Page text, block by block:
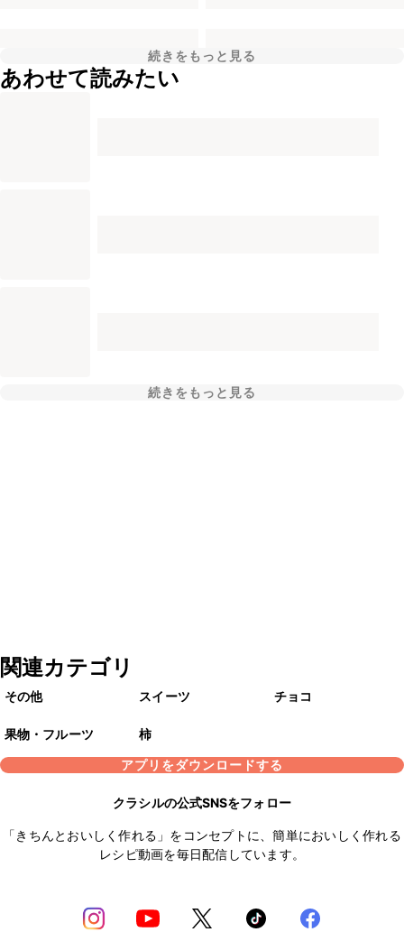
続きをもっと見る
あわせて読みたい
続きをもっと見る
関連カテゴリ
その他 スイーツ チョコ
果物・フルーツ
柿
アプリをダウンロードする
クラシルの公式SNSをフォロー
「きちんとおいしく作れる」をコンセプトに、簡単においしく作れる
レシピ動画を毎日配信しています。